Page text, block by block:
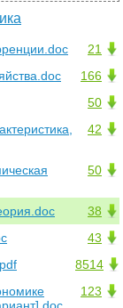
21
166
50
42
50
38
43
8514
123